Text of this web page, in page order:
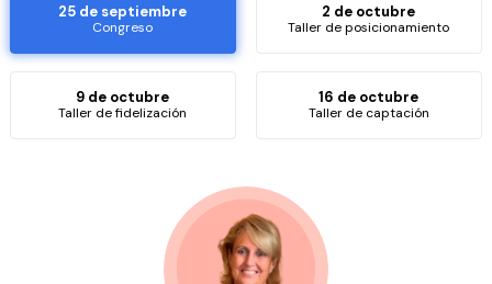
25 de septiembre
Congreso
2 de octubre
Taller de posicionamiento
9 de octubre
Taller de fidelización
16 de octubre
Taller de captación